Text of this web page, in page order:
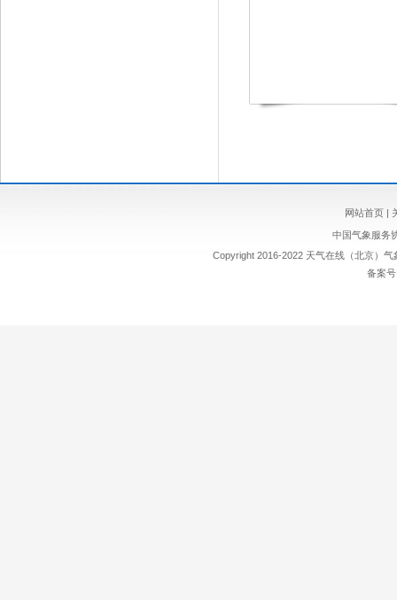
网站首页|
中国气象服务
Copyright 2016-2022 天气在线（北京）
备案